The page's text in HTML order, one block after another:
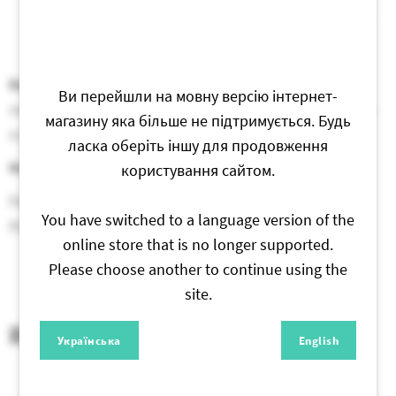
Readme:
recommended to ease off the flitters with the help of a
Material:
laminated PVC (plastic)
those which are depicted in a picture!
Reviews
Ви перейшли на мовну версію інтернет-
магазину яка більше не підтримується. Будь
ласка оберіть іншу для продовження
користування сайтом.
You have switched to a language version of the
online store that is no longer supported.
Please choose another to continue using the
site.
Українська English